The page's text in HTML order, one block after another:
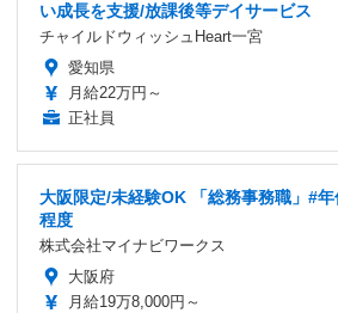
い成長を支援/放課後等デイサービス
チャイルドウィッシュHeart一宮
愛知県
月給22万円～
正社員
大阪限定/未経験OK 「総務事務職」#
程度
株式会社マイナビワークス
大阪府
月給19万8,000円～